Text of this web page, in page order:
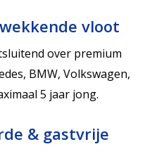
vloot
over premium
BMW, Volkswagen,
5 jaar jong.
& gastvrije